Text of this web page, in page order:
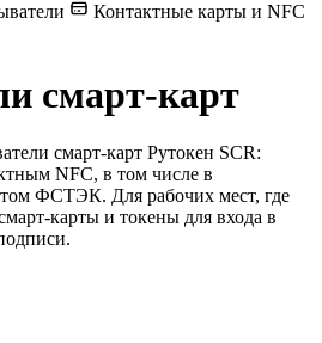
Контактные карты и NFC
смарт-карт
смарт-карт Рутокен SCR:
NFC, в том числе в
ФСТЭК. Для рабочих мест, где
карты и токены для входа в